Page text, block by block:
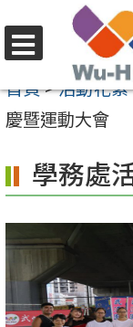
至
要
容
區
選
單
首頁>活動花絮
慶暨運動大會
學務處